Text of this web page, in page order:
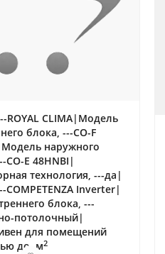
ROYAL CLIMA|Модель
блока, ---CO-F
наружного
CO-E 48HNBI|
технология, ---да|
COMPETENZA Inverter|
блока, ---
потолочный|
для помещений
до, м2